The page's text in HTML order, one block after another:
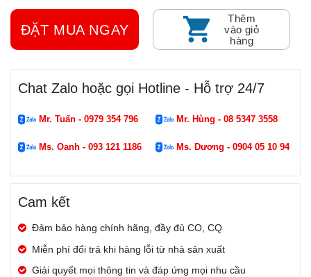
ĐẶT MUA NGAY
Thêm
vào giỏ
hàng
Chat Zalo hoặc gọi Hotline - Hỗ trợ 24/7
Mr. Tuấn - 0979 354 796 Mr. Hùng - 08 5347 3558
Ms. Oanh - 093 121 1186 Ms. Dương - 0904 05 10 94
Cam kết
Đảm bảo hàng chính hãng, đầy đủ CO, CQ
Miễn phí đổi trả khi hàng lỗi từ nhà sản xuất
Giải quyết mọi thông tin và đáp ứng mọi nhu cầu